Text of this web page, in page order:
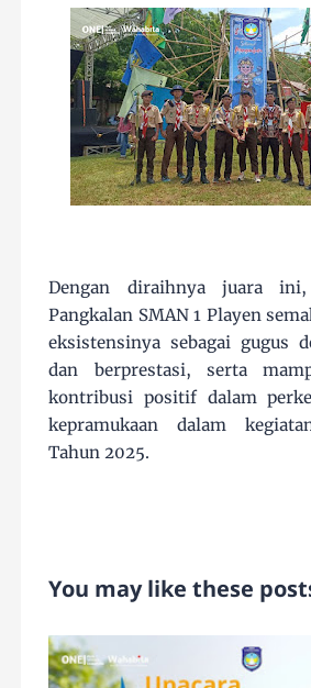
Dengan diraihnya juara ini,
Pangkalan SMAN 1 Playen
eksistensinya sebagai gugus
dan berprestasi, serta
kontribusi positif dalam
kepramukaan dalam
Tahun 2025.
You may like these